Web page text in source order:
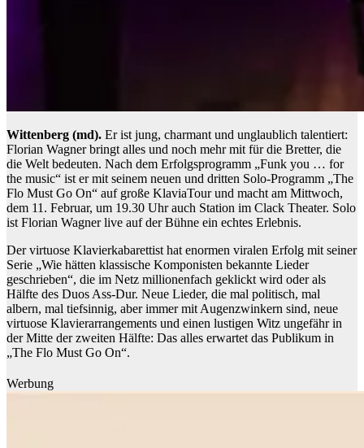
Wittenberg (md). Er ist jung, charmant und unglaublich talentiert:
Florian Wagner bringt alles und noch mehr mit für die Bretter, die
die Welt bedeuten. Nach dem Erfolgsprogramm „Funk you … for
the music“ ist er mit seinem neuen und dritten Solo-Programm „The
Flo Must Go On“ auf große KlaviaTour und macht am Mittwoch,
dem 11. Februar, um 19.30 Uhr auch Station im Clack Theater. Solo
ist Florian Wagner live auf der Bühne ein echtes Erlebnis.
Der virtuose Klavierkabarettist hat enormen viralen Erfolg mit seiner
Serie „Wie hätten klassische Komponisten bekannte Lieder
geschrieben“, die im Netz millionenfach geklickt wird oder als
Hälfte des Duos Ass-Dur. Neue Lieder, die mal politisch, mal
albern, mal tiefsinnig, aber immer mit Augenzwinkern sind, neue
virtuose Klavierarrangements und einen lustigen Witz ungefähr in
der Mitte der zweiten Hälfte: Das alles erwartet das Publikum in
„The Flo Must Go On“.
Werbung